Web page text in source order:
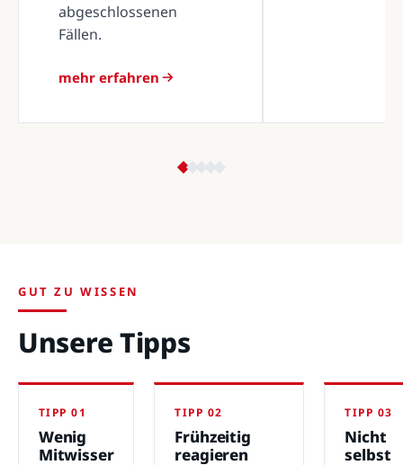
abgeschlossenen
Fällen.
mehr erfahren
GUT ZU WISSEN
Unsere Tipps
TIPP 01
Wenig
Mitwisser
TIPP 02
Frühzeitig
reagieren
TIPP 03
Nicht
selbst